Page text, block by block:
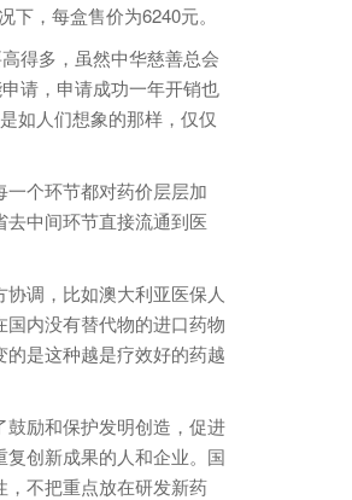
，每盒售价为6240元。
得多，虽然中华慈善总会
请，申请成功一年开销也
如人们想象的那样，仅仅
个环节都对药价层层加
中间环节直接流通到医
调，比如澳大利亚医保人
内没有替代物的进口药物
是这种越是疗效好的药越
励和保护发明创造，促进
创新成果的人和企业。国
不把重点放在研发新药